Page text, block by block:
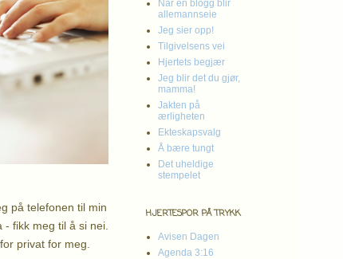
på telefonen til min
fikk meg til å si nei.
privat for meg.
Når en blogg blir
allemannseie
Jeg sier opp!
Tilgivelsens vei
Hjertets begjær
Jeg blir det du gjør,
mamma!
Jakten på
ærligheten
Ekteskapsvalg
Å bære tungt
Det uheldige
stempelet
HJERTESPOR PÅ TRYKK
Avisen Dagen
Agenda 3:16